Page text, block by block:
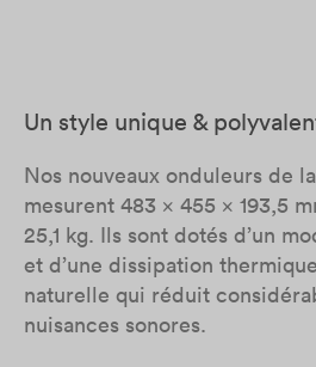
Un style unique &
Nos nouveaux onduleurs de
mesurent 483 x 455 x 193,5
25,1 kg. Ils sont dotés d’un
et d’une dissipation
naturelle qui réduit
nuisances sonores.